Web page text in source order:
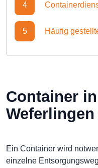
4
5 Häufig
Container
Ein Container wird
einzelne